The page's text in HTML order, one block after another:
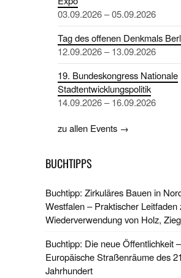
03.09.2026 – 05.09.2026
Tag des offenen Denkmals
12.09.2026 – 13.09.2026
19. Bundeskongress Nationale
Stadtentwicklungspolitik
14.09.2026 – 16.09.2026
zu allen Events →
BUCHTIPPS
Buchtipp: Zirkuläres Bauen in
Westfalen – Praktischer Leitfaden
Wiederverwendung von Holz,
Buchtipp: Die neue Öffentlichkeit –
Europäische Straßenräume des
Jahrhundert